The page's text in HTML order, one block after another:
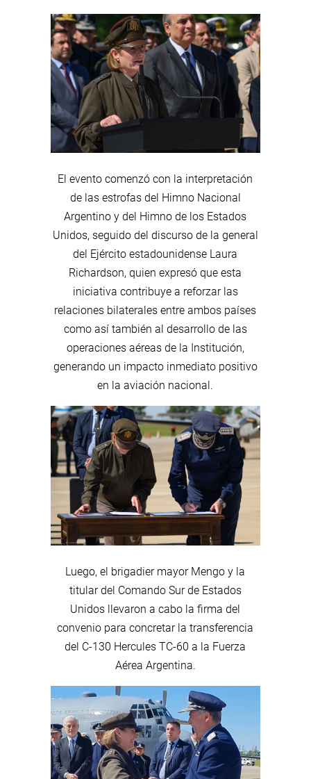
El evento comenzó con la interpretación
de las estrofas del Himno Nacional
Argentino y del Himno de los Estados
Unidos, seguido del discurso de la general
del Ejército estadounidense Laura
Richardson, quien expresó que esta
iniciativa contribuye a reforzar las
relaciones bilaterales entre ambos países
como así también al desarrollo de las
operaciones aéreas de la Institución,
generando un impacto inmediato positivo
en la aviación nacional.
Luego, el brigadier mayor Mengo y la
titular del Comando Sur de Estados
Unidos llevaron a cabo la firma del
convenio para concretar la transferencia
del C-130 Hercules TC-60 a la Fuerza
Aérea Argentina.